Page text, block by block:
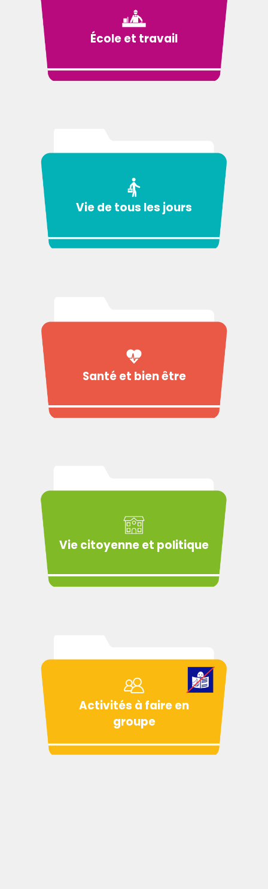
École et travail
Vie de tous les jours
Santé et bien être
Vie citoyenne et politique
Activités à faire en
groupe